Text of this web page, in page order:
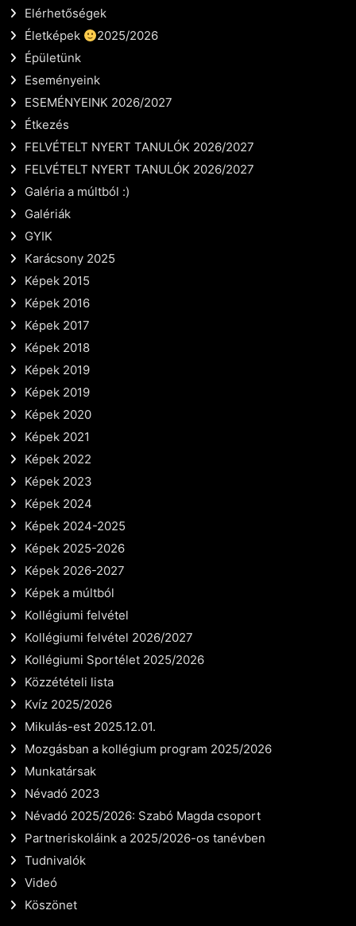
Elérhetőségek
Életképek
2025/2026
Épületünk
Eseményeink
ESEMÉNYEINK 2026/2027
Étkezés
FELVÉTELT NYERT TANULÓK 2026/2027
FELVÉTELT NYERT TANULÓK 2026/2027
Galéria a múltból :)
Galériák
GYIK
Karácsony 2025
Képek 2015
Képek 2016
Képek 2017
Képek 2018
Képek 2019
Képek 2019
Képek 2020
Képek 2021
Képek 2022
Képek 2023
Képek 2024
Képek 2024-2025
Képek 2025-2026
Képek 2026-2027
Képek a múltból
Kollégiumi felvétel
Kollégiumi felvétel 2026/2027
Kollégiumi Sportélet 2025/2026
Közzétételi lista
Kvíz 2025/2026
Mikulás-est 2025.12.01.
Mozgásban a kollégium program 2025/2026
Munkatársak
Névadó 2023
Névadó 2025/2026: Szabó Magda csoport
Partneriskoláink a 2025/2026-os tanévben
Tudnivalók
Videó
Köszönet